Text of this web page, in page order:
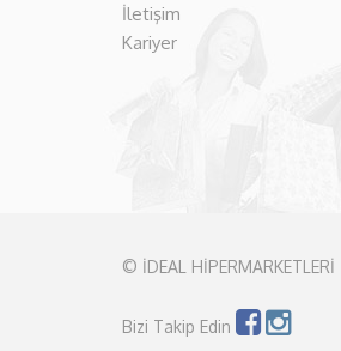
İletişim
Kariyer
© İDEAL
Bizi Takip Edin